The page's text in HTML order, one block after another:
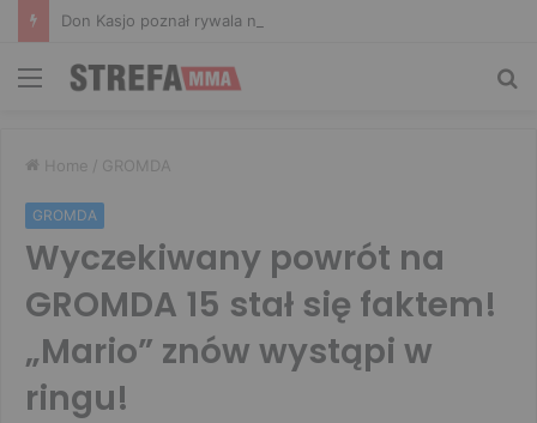
Menu
Home / GROMDA
GROMDA
Wyczekiwany powrót na
GROMDA 15 stał się faktem!
„Mario” znów wystąpi w
ringu!